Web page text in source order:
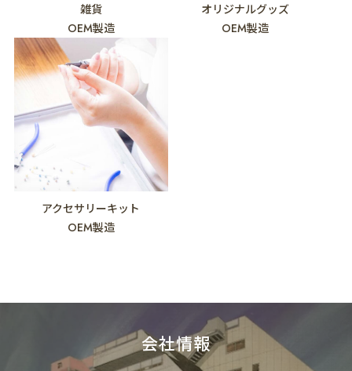
雑貨
OEM製造
オリジナルグッズ
OEM製造
アクセサリーキット
OEM製造
会社情報